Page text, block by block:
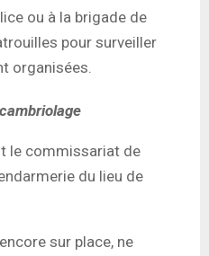
ou à la brigade de
pour surveiller
organisées.
le commissariat de
du lieu de
sur place, ne